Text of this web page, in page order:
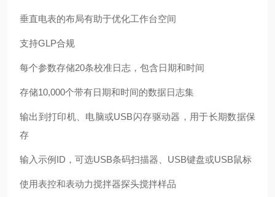
垂直电表的布局有助于优化工作台空间
支持GLP合规
每个参数存储20条校准日志，包含日期和时间
存储10,000个带有日期和时间的数据日志集
输出到打印机、电脑或USB闪存驱动器，用于长期数据保
存
输入示例ID，可选USB条码扫描器、USB键盘或USB鼠标
使用表控和表动力搅拌器探头搅拌样品